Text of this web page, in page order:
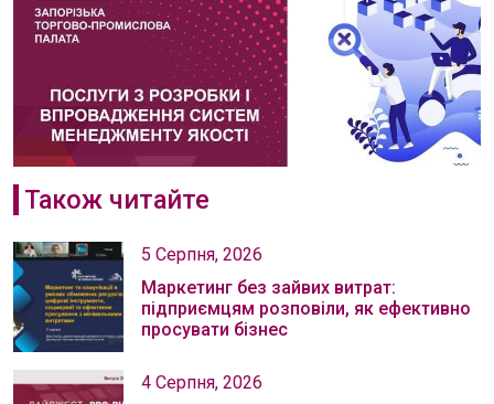
Також читайте
5 Серпня, 2026
Маркетинг без зайвих витрат:
підприємцям розповіли, як ефективно
просувати бізнес
4 Серпня, 2026